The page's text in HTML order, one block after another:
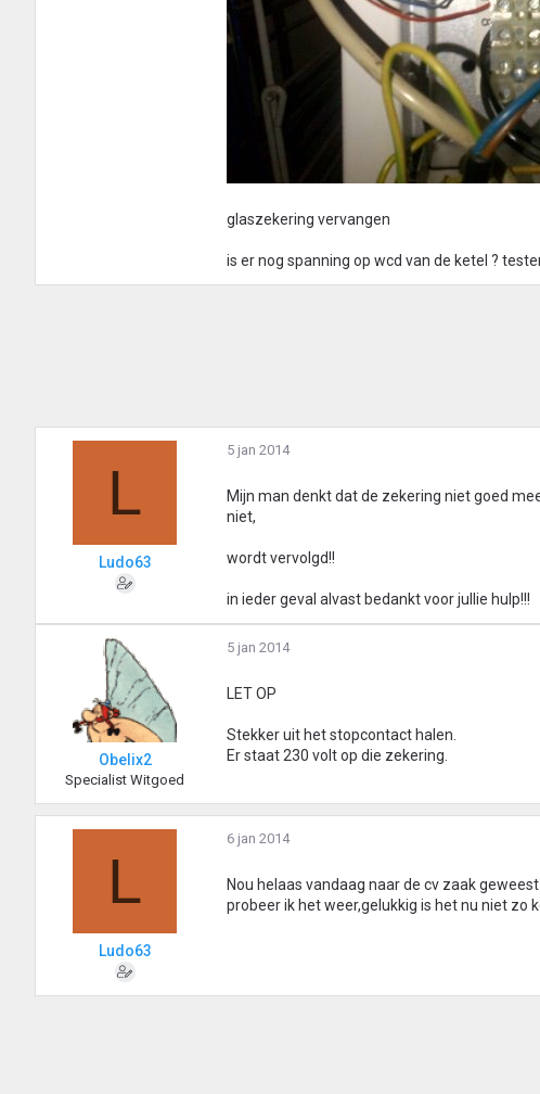
glaszekering vervangen
is er nog spanning op wcd van de ketel ?
L
Ludo63
5 jan 2014
Mijn man denkt dat de zekering niet goed
niet,
wordt vervolgd!!
in ieder geval alvast bedankt voor jullie hulp!!!
Obelix2
Specialist Witgoed
5 jan 2014
LET OP
Stekker uit het stopcontact halen.
Er staat 230 volt op die zekering.
L
Ludo63
6 jan 2014
Nou helaas vandaag naar de cv zaak
probeer ik het weer,gelukkig is het nu niet zo